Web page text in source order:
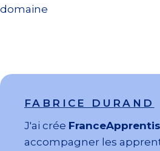
domaine
FABRICE DURAND
J'ai crée
accompagner les